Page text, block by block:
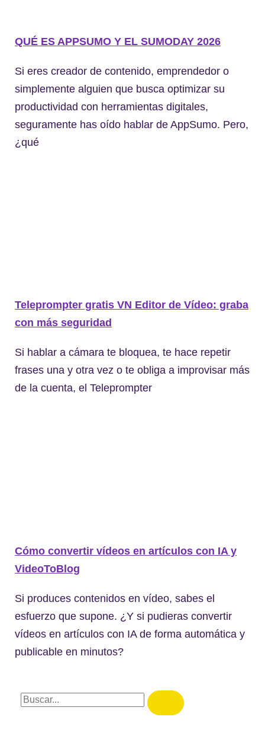
QUÉ ES APPSUMO Y EL SUMODAY 2026
Si eres creador de contenido, emprendedor o
simplemente alguien que busca optimizar su
productividad con herramientas digitales,
seguramente has oído hablar de AppSumo. Pero,
¿qué
Teleprompter gratis VN Editor de Vídeo: graba
con más seguridad
Si hablar a cámara te bloquea, te hace repetir
frases una y otra vez o te obliga a improvisar más
de la cuenta, el Teleprompter
Cómo convertir vídeos en artículos con IA y
VideoToBlog
Si produces contenidos en vídeo, sabes el
esfuerzo que supone. ¿Y si pudieras convertir
vídeos en artículos con IA de forma automática y
publicable en minutos?